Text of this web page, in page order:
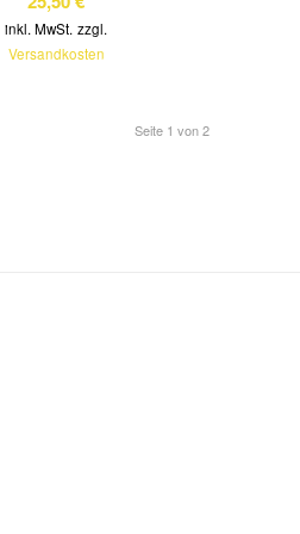
inkl. MwSt. zzgl.
Versandkosten
Seite 1 von 2